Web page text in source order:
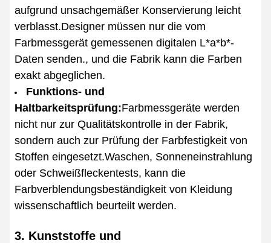
aufgrund unsachgemäßer Konservierung leicht
verblasst.Designer müssen nur die vom
Farbmessgerät gemessenen digitalen L*a*b*-
Daten senden., und die Fabrik kann die Farben
exakt abgeglichen.
Funktions- und
Haltbarkeitsprüfung:Farbmessgeräte werden
nicht nur zur Qualitätskontrolle in der Fabrik,
sondern auch zur Prüfung der Farbfestigkeit von
Stoffen eingesetzt.Waschen, Sonneneinstrahlung
oder Schweißfleckentests, kann die
Farbverblendungsbeständigkeit von Kleidung
wissenschaftlich beurteilt werden.
3. Kunststoffe und